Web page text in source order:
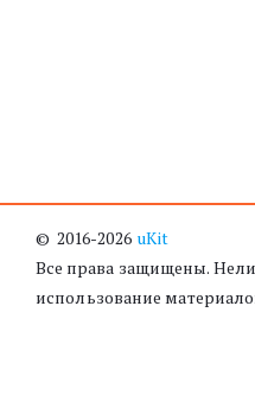
©  2016-2026 uKit
Все права защищены.
использование